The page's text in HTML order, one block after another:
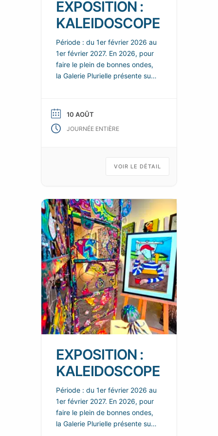
EXPOSITION :
KALEIDOSCOPE
Période : du 1er février 2026 au
1er février 2027. En 2026, pour
faire le plein de bonnes ondes,
la Galerie Plurielle présente sur
enjouées et colorées, dans
lesquelles les nouvelles œuvres
de ses talentueux artistes
animés d’un kaléidoscope d’art
10 AOÛT
JOURNÉE ENTIÈRE
VOIR LE DÉTAIL
EXPOSITION :
KALEIDOSCOPE
Période : du 1er février 2026 au
1er février 2027. En 2026, pour
faire le plein de bonnes ondes,
la Galerie Plurielle présente sur